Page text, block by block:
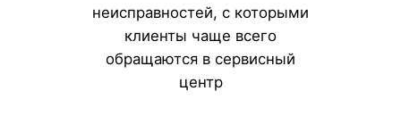
неисправностей, с которыми
клиенты чаще всего
обращаются в сервисный
центр